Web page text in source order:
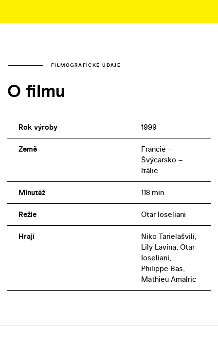
FILMOGRAFICKÉ ÚDAJE
O filmu
Rok výroby 1999
Země
Francie –
Švýcarsko –
Itálie
Minutáž 118 min
Režie Otar Ioseliani
Hrají
Niko Tarielašvili,
Lily Lavina, Otar
Ioseliani,
Philippe Bas,
Mathieu Amalric